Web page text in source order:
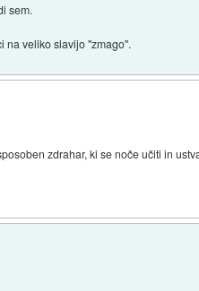
sem.
na veliko slavijo "zmago".
zdrahar, ki se noče učiti in